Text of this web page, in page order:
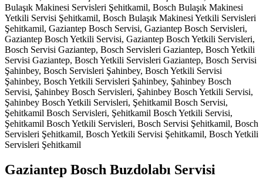
Gaziantep Bosch Buzdolabı Servisi